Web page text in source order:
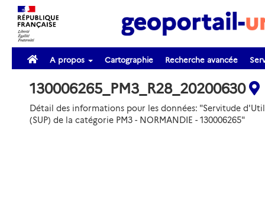
A propos Cartographie Recherche avancée
130006265_PM3_R28_20200630
Détail des informations pour les données: "Servitude
(SUP) de la catégorie PM3 - NORMANDIE - 130006265"